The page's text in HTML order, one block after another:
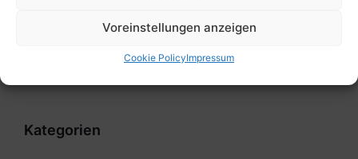
Voreinstellungen anzeigen
Cookie PolicyImpressum
Filter
Kategorien